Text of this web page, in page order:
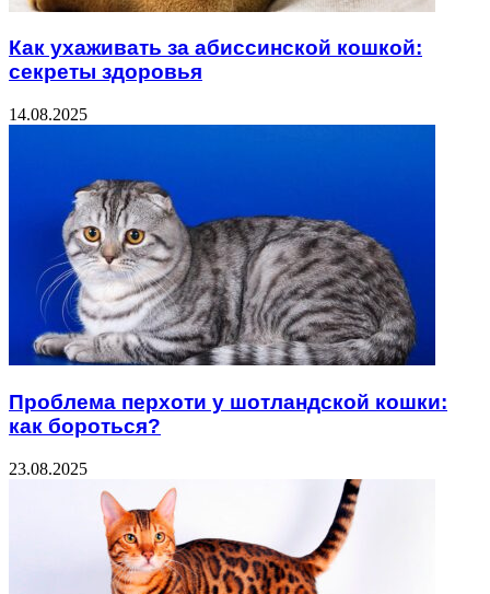
Как ухаживать за абиссинской кошкой:
секреты здоровья
14.08.2025
Проблема перхоти у шотландской кошки:
как бороться?
23.08.2025